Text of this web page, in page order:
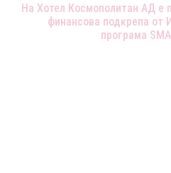
На Хотел Космополитан АД е
финансова подкрепа от
програма